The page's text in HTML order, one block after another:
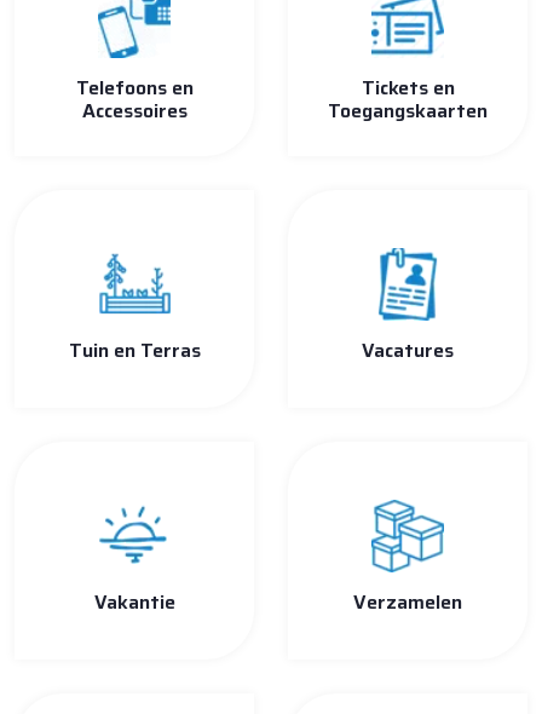
Telefoons en
Accessoires
Tickets en
Toegangskaarten
Tuin en Terras Vacatures
Vakantie Verzamelen